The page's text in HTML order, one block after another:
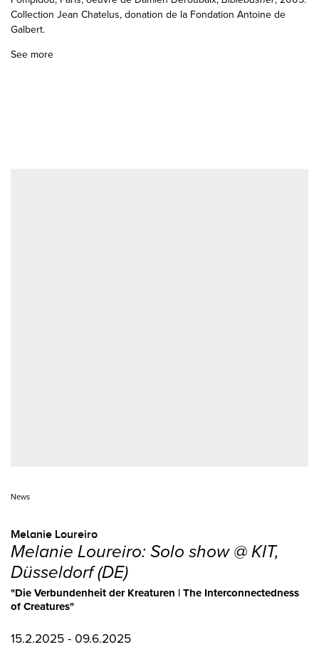
Collection Jean Chatelus, donation de la Fondation Antoine de
Galbert.
See more
Düsseldorf (DE)
of Creatures"
15.2.2025 - 09.6.2025
Opening: Friday, 14th February 2025 at 19:00